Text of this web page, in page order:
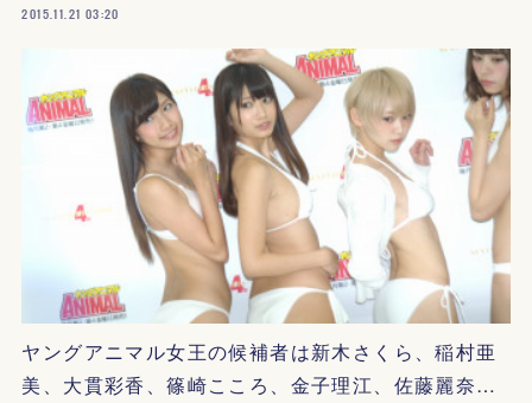
2015.11.21 03:20
ヤングアニマル女王の候補者は新木さくら、稲村亜
美、大貫彩香、篠崎こころ、金子理江、佐藤麗奈…